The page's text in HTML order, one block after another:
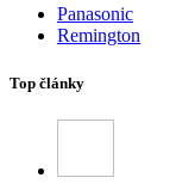
Panasonic
Remington
Top články